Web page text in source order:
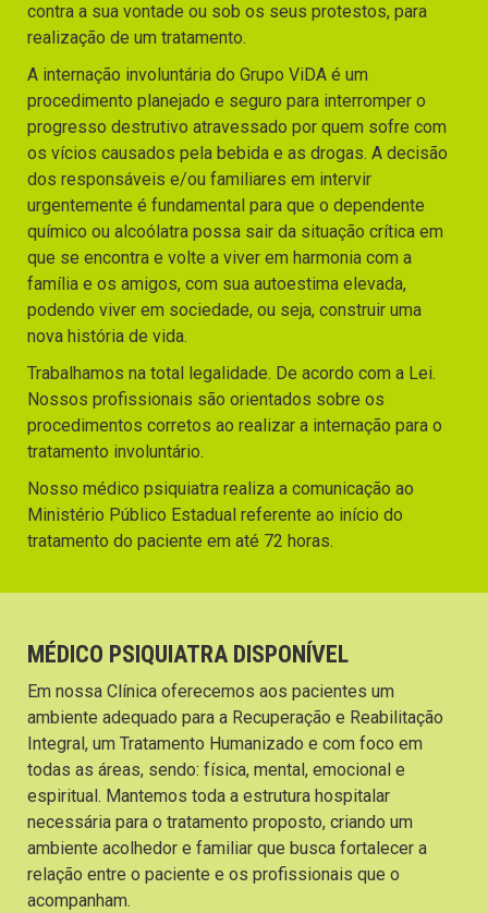
contra a sua vontade ou sob os seus protestos, para
realização de um tratamento.
A internação involuntária do Grupo ViDA é um
procedimento planejado e seguro para interromper o
progresso destrutivo atravessado por quem sofre com
os vícios causados pela bebida e as drogas. A decisão
dos responsáveis e/ou familiares em intervir
urgentemente é fundamental para que o dependente
químico ou alcoólatra possa sair da situação crítica em
que se encontra e volte a viver em harmonia com a
família e os amigos, com sua autoestima elevada,
podendo viver em sociedade, ou seja, construir uma
nova história de vida.
Trabalhamos na total legalidade. De acordo com a Lei.
Nossos profissionais são orientados sobre os
procedimentos corretos ao realizar a internação para o
tratamento involuntário.
Nosso médico psiquiatra realiza a comunicação ao
Ministério Público Estadual referente ao início do
tratamento do paciente em até 72 horas.
MÉDICO PSIQUIATRA DISPONÍVEL
Em nossa Clínica oferecemos aos pacientes um
ambiente adequado para a Recuperação e Reabilitação
Integral, um Tratamento Humanizado e com foco em
todas as áreas, sendo: física, mental, emocional e
espiritual. Mantemos toda a estrutura hospitalar
necessária para o tratamento proposto, criando um
ambiente acolhedor e familiar que busca fortalecer a
relação entre o paciente e os profissionais que o
acompanham.